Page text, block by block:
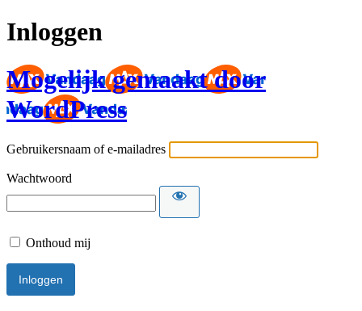
Inloggen
Mogelijk gemaakt door
WordPress
Gebruikersnaam of e-mailadres
Wachtwoord
Onthoud mij